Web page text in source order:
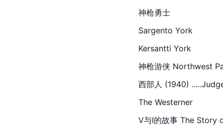
神枪勇士
Sargento York
Kersantti York
神枪游侠 Northwest
西部人 (1940)
The Westerner
V与I的故事 The Story